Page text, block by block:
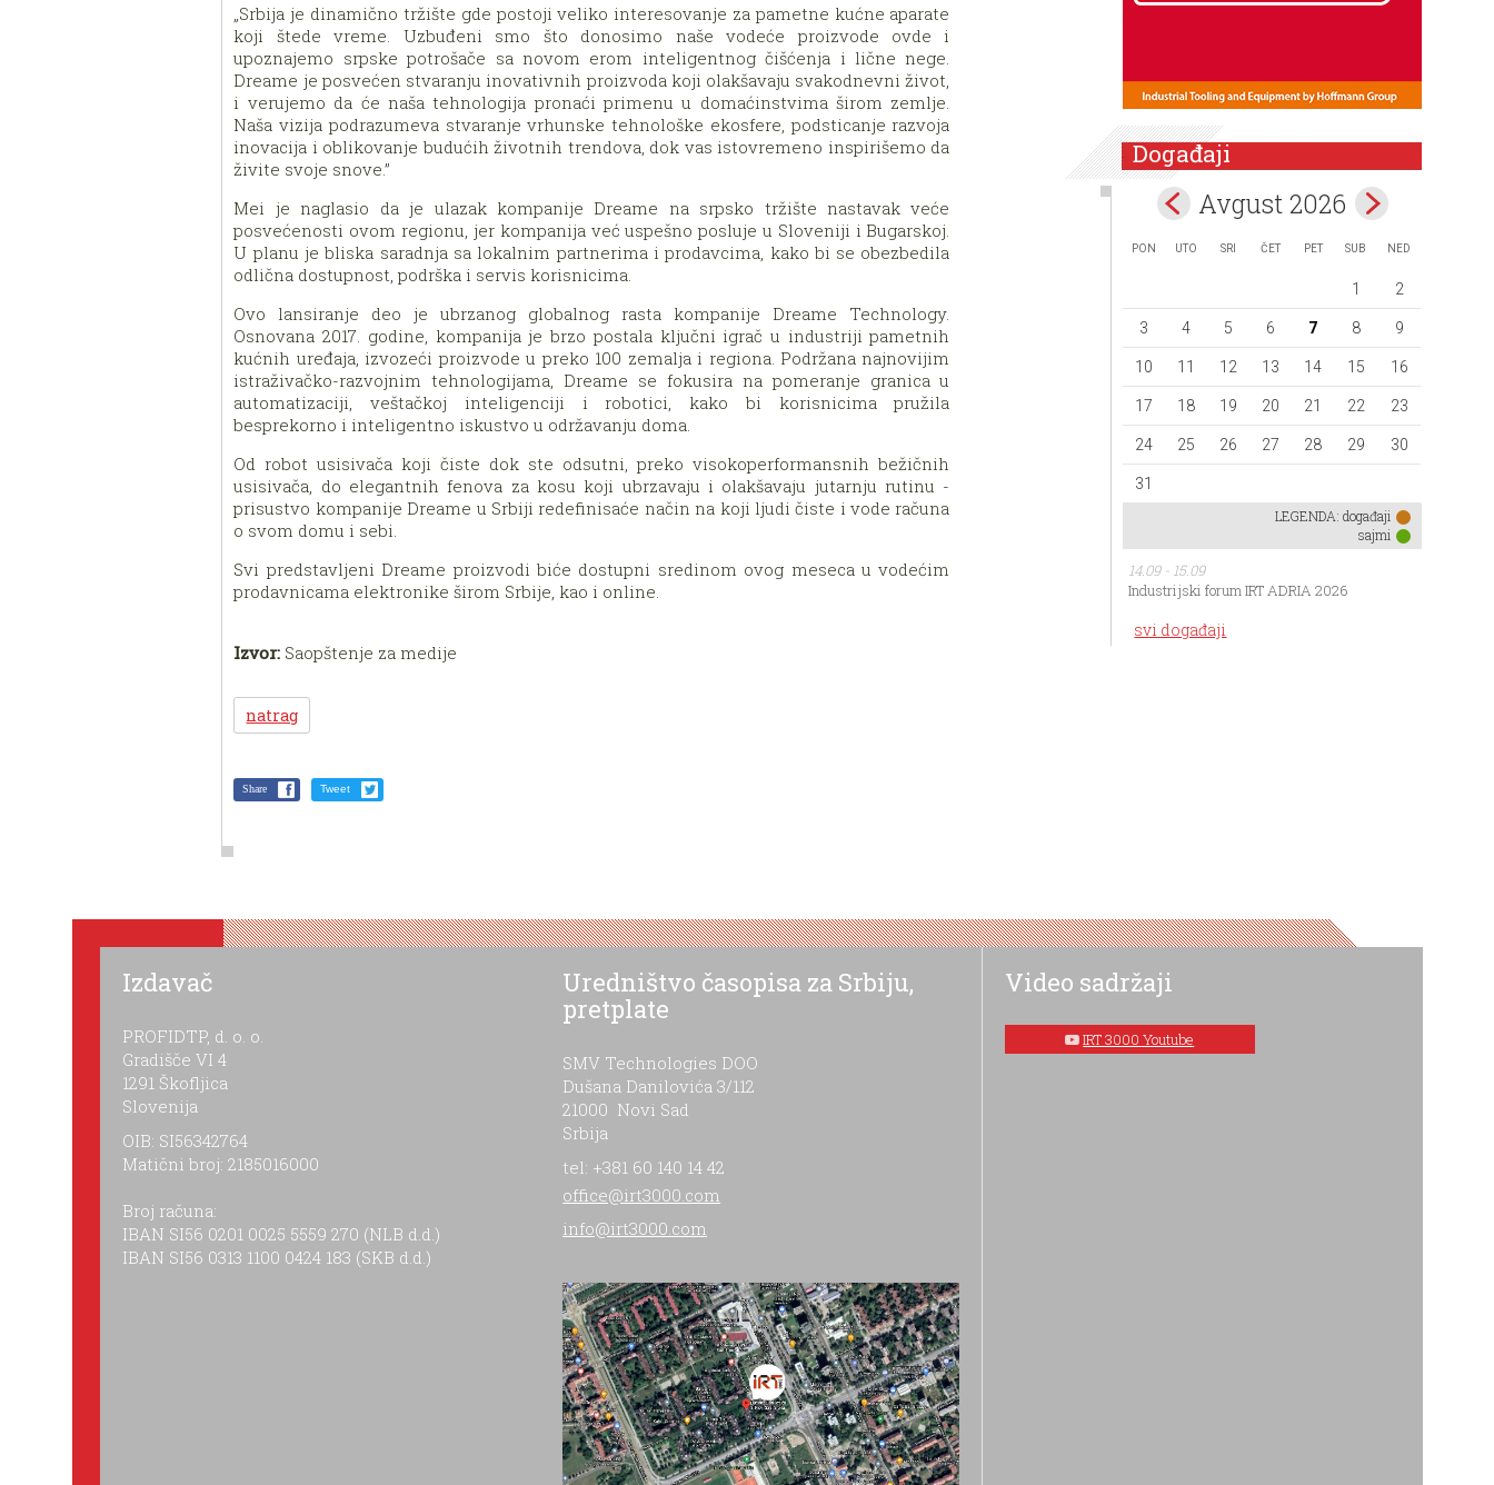
„Srbija je dinamično tržište gde postoji veliko interesovanje za pametne kućne aparate
koji štede vreme. Uzbuđeni smo što donosimo naše vodeće proizvode ovde i
upoznajemo srpske potrošače sa novom erom inteligentnog čišćenja i lične nege.
Dreame je posvećen stvaranju inovativnih proizvoda koji olakšavaju svakodnevni život,
i verujemo da će naša tehnologija pronaći primenu u domaćinstvima širom zemlje.
Naša vizija podrazumeva stvaranje vrhunske tehnološke ekosfere, podsticanje razvoja
inovacija i oblikovanje budućih životnih trendova, dok vas istovremeno inspirišemo da
živite svoje snove.”
Mei je naglasio da je ulazak kompanije Dreame na srpsko tržište nastavak veće
posvećenosti ovom regionu, jer kompanija već uspešno posluje u Sloveniji i Bugarskoj.
U planu je bliska saradnja sa lokalnim partnerima i prodavcima, kako bi se obezbedila
odlična dostupnost, podrška i servis korisnicima.
Ovo lansiranje deo je ubrzanog globalnog rasta kompanije Dreame Technology.
Osnovana 2017. godine, kompanija je brzo postala ključni igrač u industriji pametnih
kućnih uređaja, izvozeći proizvode u preko 100 zemalja i regiona. Podržana najnovijim
istraživačko-razvojnim tehnologijama, Dreame se fokusira na pomeranje granica u
automatizaciji, veštačkoj inteligenciji i robotici, kako bi korisnicima pružila
besprekorno i inteligentno iskustvo u održavanju doma.
Od robot usisivača koji čiste dok ste odsutni, preko visokoperformansnih bežičnih
usisivača, do elegantnih fenova za kosu koji ubrzavaju i olakšavaju jutarnju rutinu -
prisustvo kompanije Dreame u Srbiji redefinisaće način na koji ljudi čiste i vode računa
o svom domu i sebi.
Svi predstavljeni Dreame proizvodi biće dostupni sredinom ovog meseca u vodećim
prodavnicama elektronike širom Srbije, kao i online.
Izvor: Saopštenje za medije
natrag
Share Tweet
Događaji
Avgust 2026
PON UTO SRI ČET PET SUB NED
1 2
3 4 5 6 7 8 9
10 11 12 13 14 15 16
17 18 19 20 21 22 23
24 25 26 27 28 29 30
31
LEGENDA: događaji
sajmi
14.09 - 15.09
Industrijski forum IRT ADRIA 2026
svi događaji
Izdavač
PROFIDTP, d. o. o.
Gradišče VI 4
1291 Škofljica
Slovenija
OIB: SI56342764
Matični broj: 2185016000
Broj računa:
IBAN SI56 0201 0025 5559 270 (NLB d.d.)
IBAN SI56 0313 1100 0424 183 (SKB d.d.)
Uredništvo časopisa za Srbiju,
pretplate
SMV Technologies DOO
Dušana Danilovića 3/112
21000 Novi Sad
Srbija
tel: +381 60 140 14 42
office@irt3000.com
info@irt3000.com
Video sadržaji
IRT 3000 Youtube